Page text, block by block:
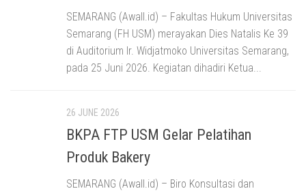
SEMARANG (Awall.id) – Fakultas Hukum Universitas
Semarang (FH USM) merayakan Dies Natalis Ke 39
di Auditorium Ir. Widjatmoko Universitas Semarang,
pada 25 Juni 2026. Kegiatan dihadiri Ketua...
26 JUNE 2026
BKPA FTP USM Gelar Pelatihan
Produk Bakery
SEMARANG (Awall.id) – Biro Konsultasi dan